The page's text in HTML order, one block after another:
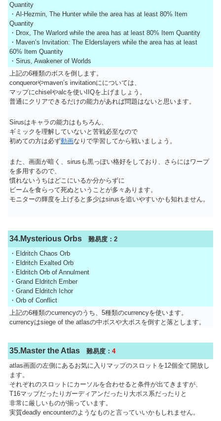
Quantity
・Al-Hezmin, The Hunter while the area has at least 80% Item
Quantity
・Drox, The Warlord while the area has at least 80% Item Quantity
・Maven’s Invitation: The Elderslayers while the area has at least
60% Item Quantity
・Sirus, Awakener of Worlds
上記の6種類のボスを倒します。
conquerorやmaven’s invitationにについては、
マップにchiselやalcを使いIIQを上げましょう。
普通にクリアできるだけの能力があれば問題はないと思います。
Sirusはキャラの能力はもちろん、
ギミックを理解していないと苦戦必至なので
初めての方は必ず動画なりで学習してから戦いましょう。
また、画面が暗く、sirusも黒っぽい格好をしており、さらにはワープ
を多用するので、
慣れないうちはどこにいるか分からずに
ビームを食らって死ぬということが多々あります。
モニターの輝度を上げると多少はsirusを追いやすいかも知れません。
34.Mysterious Orbs 難易度：2
・Eldritch Chaos Orb
・Eldritch Exalted Orb
・Eldritch Orb of Annulment
・Grand Eldritch Ember
・Grand Eldritch Ichor
・Orb of Conflict
上記の6種類のcurrencyのうち、5種類のcurrencyを使います。
currencyはsiege of the atlasの中ボスや大ボスを倒すと落とします。
35.Master the Atlas 難易度： 4
atlas画面の左側にあるお気に入りマップのスロットを12個全て開放し
ます。
それぞれのスロットにカーソルを合わせると条件が出てきますが、
T16マップだったりガーディアンだったり大ボス系だったりと
非常に厳しいものが揃っています。
実質deadly encounterのようなものと言っていいかもしれません。